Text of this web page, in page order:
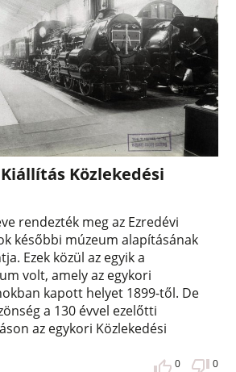
Közlekedési
rendezték meg az Ezredévi
későbbi múzeum alapításának
Ezek közül az egyik a
volt, amely az egykori
kapott helyet 1899-től. De
a 130 évvel ezelőtti
az egykori Közlekedési
0 0